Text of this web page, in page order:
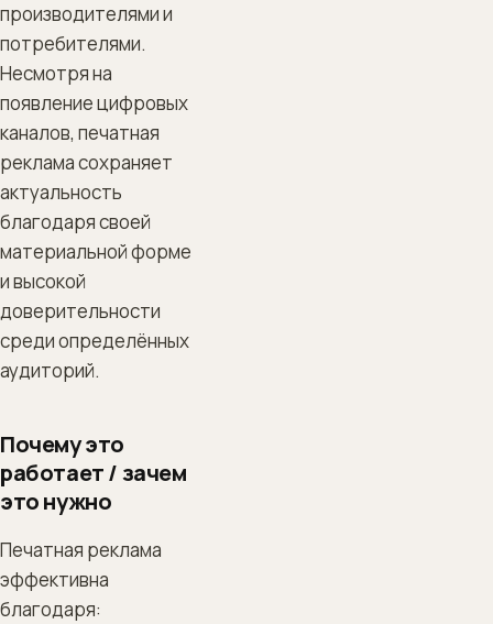
производителями и
потребителями.
Несмотря на
появление цифровых
каналов, печатная
реклама сохраняет
актуальность
благодаря своей
материальной форме
и высокой
доверительности
среди определённых
аудиторий.
Почему это
работает / зачем
это нужно
Печатная реклама
эффективна
благодаря: